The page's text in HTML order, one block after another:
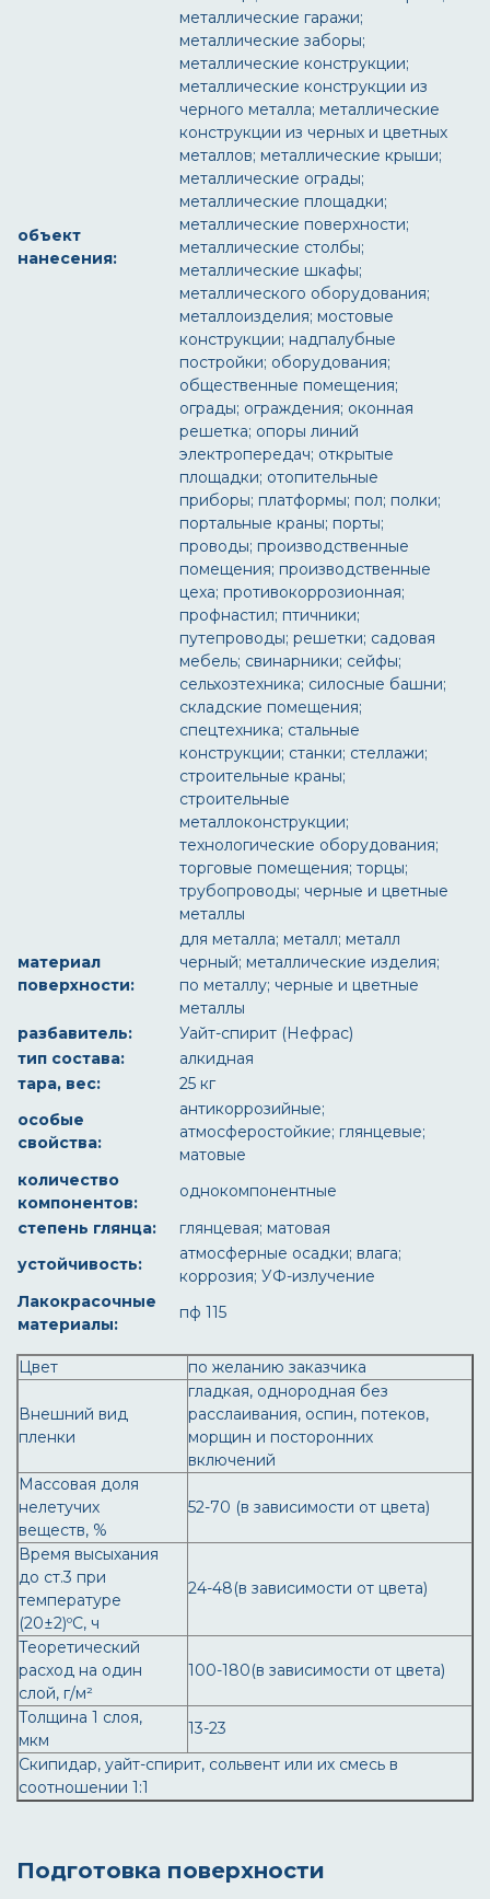
объект
нанесения:
металлические гаражи;
металлические заборы;
металлические конструкции;
металлические конструкции из
черного металла; металлические
конструкции из черных и цветных
металлов; металлические крыши;
металлические ограды;
металлические площадки;
металлические поверхности;
металлические столбы;
металлические шкафы;
металлического оборудования;
металлоизделия; мостовые
конструкции; надпалубные
постройки; оборудования;
общественные помещения;
ограды; ограждения; оконная
решетка; опоры линий
электропередач; открытые
площадки; отопительные
приборы; платформы; пол; полки;
портальные краны; порты;
проводы; производственные
помещения; производственные
цеха; противокоррозионная;
профнастил; птичники;
путепроводы; решетки; садовая
мебель; свинарники; сейфы;
сельхозтехника; силосные башни;
складские помещения;
спецтехника; стальные
конструкции; станки; стеллажи;
строительные краны;
строительные
металлоконструкции;
технологические оборудования;
торговые помещения; торцы;
трубопроводы; черные и цветные
металлы
материал
поверхности:
для металла; металл; металл
черный; металлические изделия;
по металлу; черные и цветные
металлы
разбавитель:
Уайт-спирит (Нефрас)
тип состава:
алкидная
тара, вес:
25 кг
особые
свойства:
антикоррозийные;
атмосферостойкие; глянцевые;
матовые
количество
компонентов:
однокомпонентные
степень глянца:
глянцевая; матовая
устойчивость:
атмосферные осадки; влага;
коррозия; УФ-излучение
Лакокрасочные
материалы:
пф 115
Цвет по желанию заказчика
Внешний вид
пленки
гладкая, однородная без
расслаивания, оспин, потеков,
морщин и посторонних
включений
Массовая доля
нелетучих
веществ, %
52-70 (в зависимости от цвета)
Время высыхания
до ст.3 при
температуре
(20±2)ºС, ч
24-48(в зависимости от цвета)
Теоретический
расход на один
слой, г/м²
100-180(в зависимости от цвета)
Толщина 1 слоя,
мкм
13-23
Скипидар, уайт-спирит, сольвент или их смесь в
соотношении 1:1
Подготовка поверхности